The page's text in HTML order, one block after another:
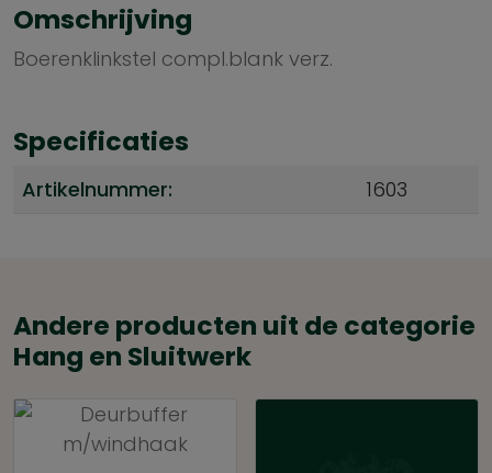
Omschrijving
Boerenklinkstel compl.blank verz.
Specificaties
Artikelnummer: 1603
Andere producten uit de categorie
Hang en Sluitwerk